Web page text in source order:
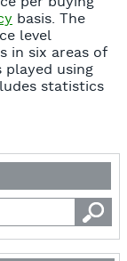
basis. The
level
in six areas of
played using
statistics